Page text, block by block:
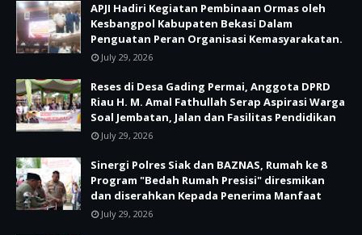
APJI Hadiri Kegiatan Pembinaan Ormas oleh
Kesbangpol Kabupaten Bekasi Dalam
Penguatan Peran Organisasi Kemasyarakatan.
July 29, 2026
Reses di Desa Gading Permai, Anggota DPRD
Riau H. M. Amal Fathullah Serap Aspirasi Warga
Soal Jembatan, Jalan dan Fasilitas Pendidikan
July 29, 2026
Sinergi Polres Siak dan BAZNAS, Rumah ke 8
Program "Bedah Rumah Presisi" diresmikan
dan diserahkan Kepada Penerima Manfaat
July 29, 2026